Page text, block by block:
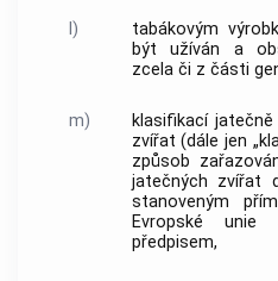
l) tabákovým
být užíván a
zcela či z části
m)
klasifikací
zvířat (dále jen
způsob
jatečných zvířat
stanoveným
Evropské unie
předpisem,